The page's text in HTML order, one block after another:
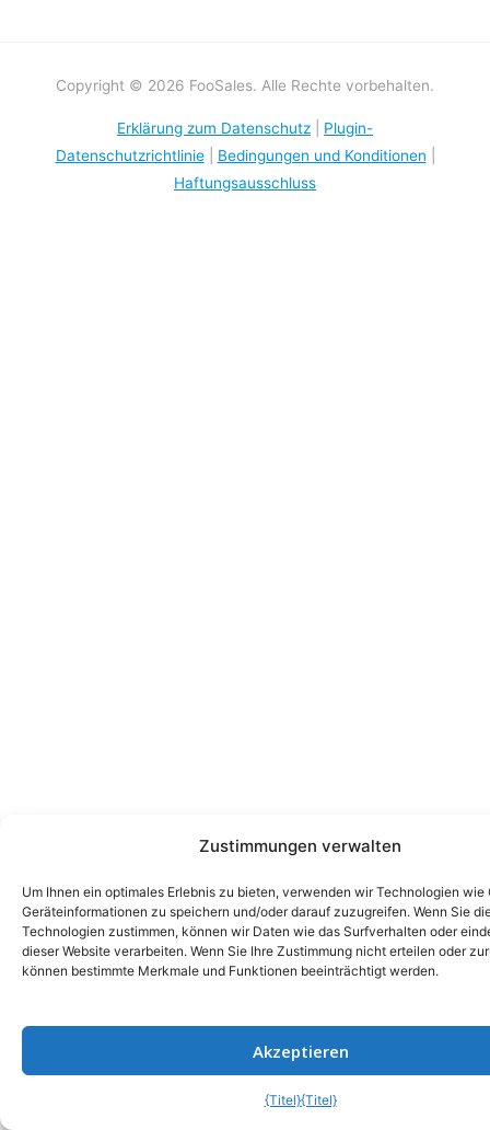
Zustimmungen verwalten
Um Ihnen ein optimales Erlebnis zu bieten, verwenden wir Technologien wie
Geräteinformationen zu speichern und/oder darauf zuzugreifen. Wenn Sie
Technologien zustimmen, können wir Daten wie das Surfverhalten oder
dieser Website verarbeiten. Wenn Sie Ihre Zustimmung nicht erteilen oder
können bestimmte Merkmale und Funktionen beeinträchtigt werden.
Akzeptieren
{Titel}{Titel}
Copyright © 2026 FooSales. Alle Rechte vorbehalten.
Erklärung zum Datenschutz
Plugin-
Datenschutzrichtlinie| Bedingungen und Konditionen
Haftungsausschluss